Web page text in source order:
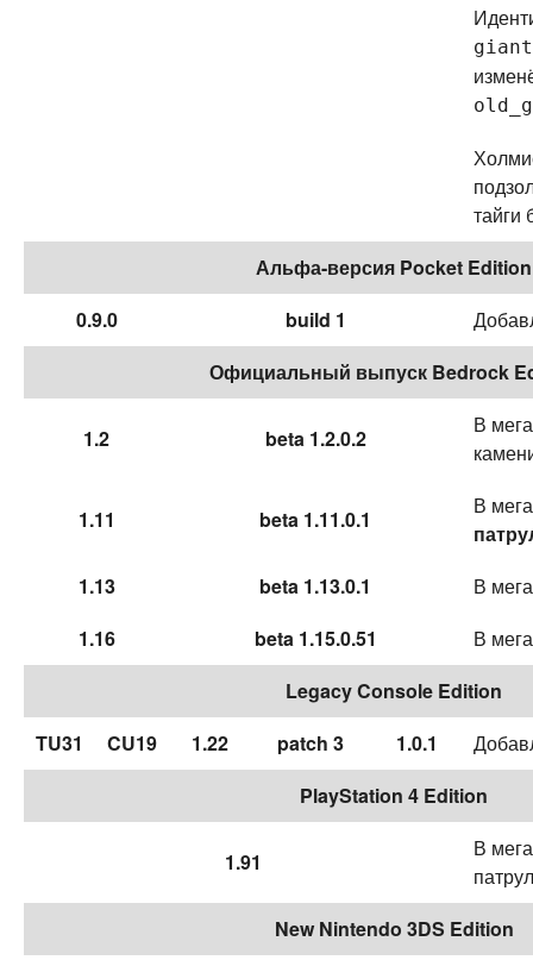
тайги
Альфа-версия Pocket Edition
0.9.0
build 1
Официальный выпуск Bedrock
1.2 beta 1.2.0.2
В
1.11 beta 1.11.0.1
В
1.13
beta 1.13.0.1
В
1.16
beta 1.15.0.51
В
Legacy Console Edition
TU31
CU19 1.22 patch 3 1.0.1
PlayStation 4 Edition
1.91
В
New Nintendo 3DS Edition